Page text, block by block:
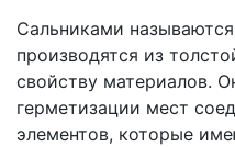
Сальниками
производятся из
свойству материалов.
герметизации мест
элементов, которые